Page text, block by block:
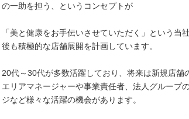
の一助を担う、というコンセプトが
「美と健康をお手伝いさせていただく」という当
後も積極的な店舗展開を計画しています。
20代～30代が多数活躍しており、将来は新規店舗
エリアマネージャーや事業責任者、法人グループ
ジなど様々な活躍の機会があります。